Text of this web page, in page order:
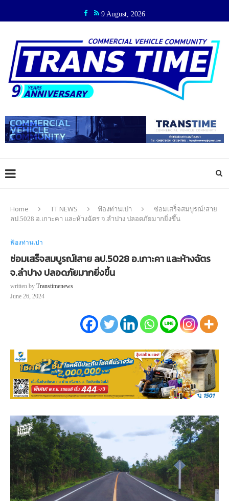
9 August, 2026
Home TT NEWS ฟ้องท่านเปา
ซ่อมเสร็จสมบูรณ์!สาย
ลป.5028 อ.เกาะคา และห้างฉัตร จ.ลำปาง ปลอดภัยมากยิ่งขึ้น
ฟ้องท่านเปา
ซ่อมเสร็จสมบูรณ์!สาย ลป.5028 อ.เกาะคา และห้างฉัตร
จ.ลำปาง ปลอดภัยมากยิ่งขึ้น
written by Transtimenews
June 26, 2024